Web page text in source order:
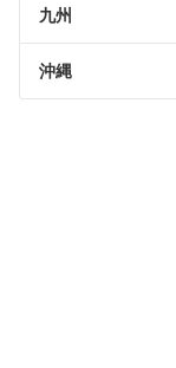
九州
沖縄